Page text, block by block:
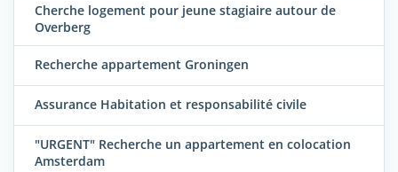
Cherche logement pour jeune stagiaire autour de
Overberg
Recherche appartement Groningen
Assurance Habitation et responsabilité civile
"URGENT" Recherche un appartement en colocation
Amsterdam